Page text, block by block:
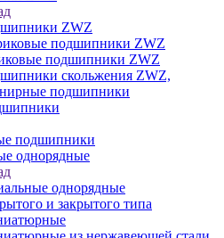
ZWZ
подшипники ZWZ
подшипники ZWZ
скольжения ZWZ,
подшипники
подшипники
однорядные
однорядные
и закрытого типа